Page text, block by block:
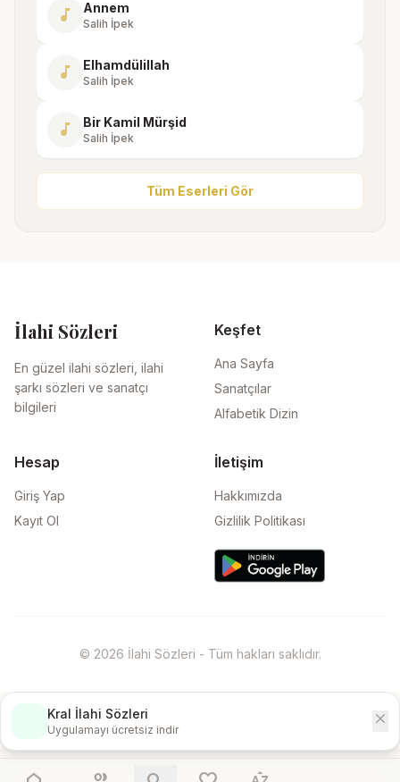
music_note Annem
Salih İpek
music_note Elhamdülillah
Salih İpek
music_note Bir Kamil Mürşid
Salih İpek
Tüm Eserleri Gör
İlahi Sözleri
En güzel ilahi sözleri, ilahi
şarkı sözleri ve sanatçı
bilgileri
Keşfet
Ana Sayfa
Sanatçılar
Alfabetik Dizin
Hesap
Giriş Yap
Kayıt Ol
İletişim
Hakkımızda
Gizlilik Politikası
© 2026 İlahi Sözleri - Tüm hakları saklıdır.
Kral İlahi Sözleri
Uygulamayı ücretsiz indir
close